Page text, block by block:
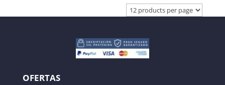
OFERTAS